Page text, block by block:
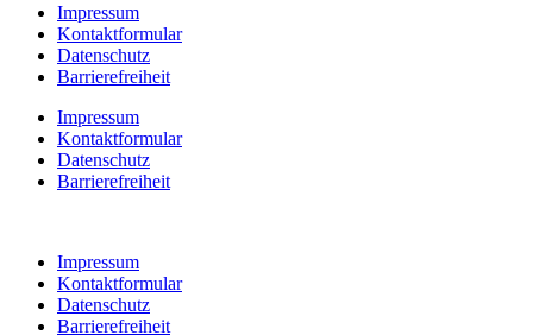
Impressum
Kontaktformular
Datenschutz
Barrierefreiheit
Impressum
Kontaktformular
Datenschutz
Barrierefreiheit
Impressum
Kontaktformular
Datenschutz
Barrierefreiheit